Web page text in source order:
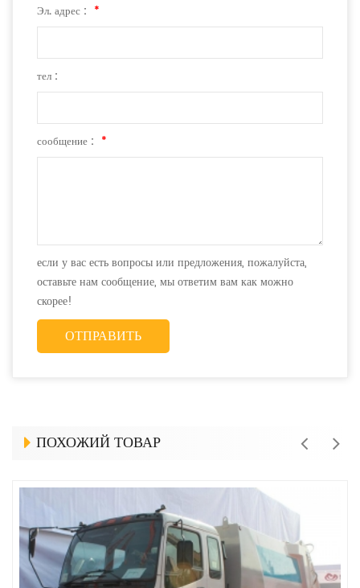
Эл. адрес : *
тел :
сообщение : *
если у вас есть вопросы или предложения, пожалуйста,
оставьте нам сообщение, мы ответим вам как можно
скорее!
ПОХОЖИЙ ТОВАР